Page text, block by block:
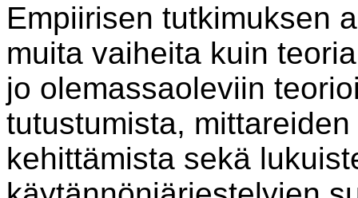
Empiirisen tutkimuksen
muita vaiheita kuin
jo olemassaoleviin
tutustumista,
kehittämista sekä